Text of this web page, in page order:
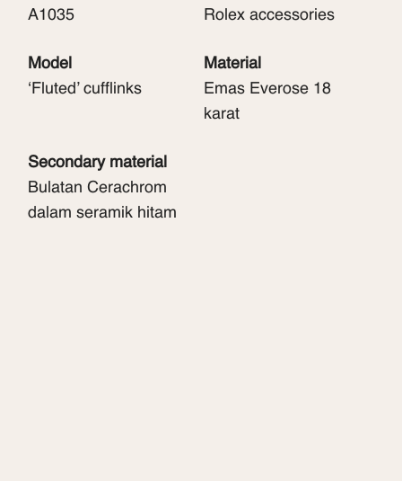
A1035
Rolex accessories
Model
‘Fluted’ cufflinks
Material
Emas Everose 18
karat
Secondary material
Bulatan Cerachrom
dalam seramik hitam